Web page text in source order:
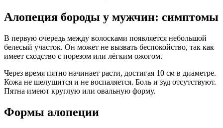
Алопеция бороды у мужчин: симптомы
В первую очередь между волосками появляется небольшой
белесый участок. Он может не вызвать беспокойство, так как
имеет сходство с порезом или лёгким ожогом.
Через время пятно начинает расти, достигая 10 см в диаметре.
Кожа не шелушится и не воспаляется. Боль и зуд отсутствуют.
Пятна имеют круглую или овальную форму.
Формы алопеции